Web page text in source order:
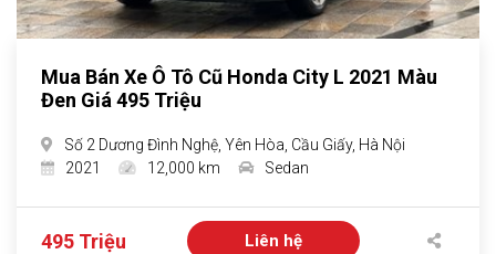
Mua Bán Xe Ô Tô Cũ Honda City L 2021 Màu
Đen Giá 495 Triệu
Số 2 Dương Đình Nghệ, Yên Hòa, Cầu Giấy, Hà Nội
2021
12,000 km Sedan
495 Triệu Liên hệ